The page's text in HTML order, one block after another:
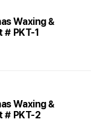
Waxing &
PKT-1
Waxing &
# PKT-2